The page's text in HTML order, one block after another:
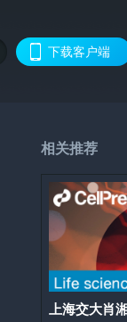
下载客户端
相关推荐
上海交大肖